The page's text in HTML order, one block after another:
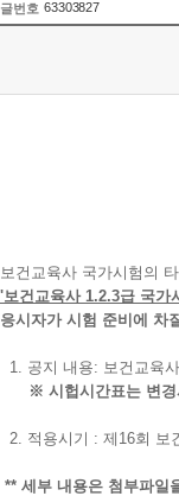
글번호 63303827
보건교육사 국가시험의
'보건교육사 1.2.3급 국가
응시자가 시험 준비에 차
1. 공지 내용: 보건교육
※ 시헙시간표는 변
2. 적용시기 : 제16회 보
** 세부 내용은 첨부파일